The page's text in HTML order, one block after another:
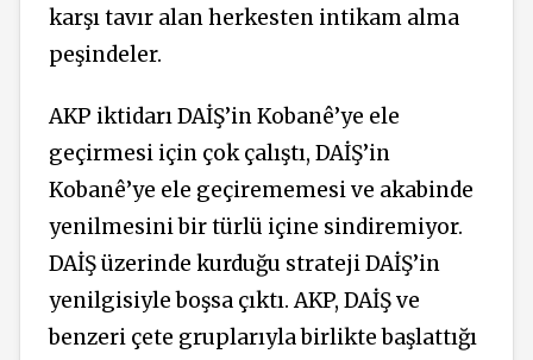
karşı tavır alan herkesten intikam alma
peşindeler.
AKP iktidarı DAİŞ’in Kobanê’ye ele
geçirmesi için çok çalıştı, DAİŞ’in
Kobanê’ye ele geçirememesi ve akabinde
yenilmesini bir türlü içine sindiremiyor.
DAİŞ üzerinde kurduğu strateji DAİŞ’in
yenilgisiyle boşsa çıktı. AKP, DAİŞ ve
benzeri çete gruplarıyla birlikte başlattığı